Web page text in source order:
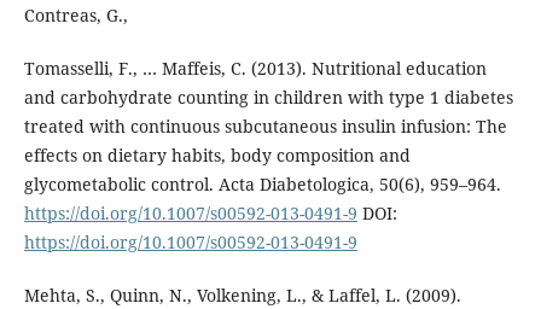
Contreas, G.,
Tomasselli, F., … Maffeis, C. (2013). Nutritional education
and carbohydrate counting in children with type 1 diabetes
treated with continuous subcutaneous insulin infusion: The
effects on dietary habits, body composition and
glycometabolic control. Acta Diabetologica, 50(6), 959–964.
https://doi.org/10.1007/s00592-013-0491-9 DOI:
https://doi.org/10.1007/s00592-013-0491-9
Mehta, S., Quinn, N., Volkening, L., & Laffel, L. (2009).